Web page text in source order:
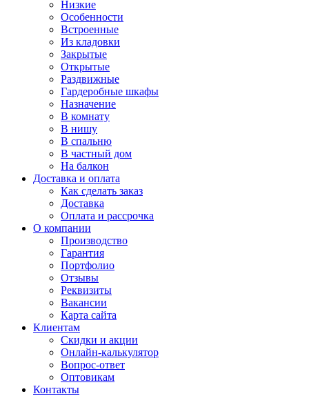
Низкие
Особенности
Встроенные
Из кладовки
Закрытые
Открытые
Раздвижные
Гардеробные шкафы
Назначение
В комнату
В нишу
В спальню
В частный дом
На балкон
Доставка и оплата
Как сделать заказ
Доставка
Оплата и рассрочка
О компании
Производство
Гарантия
Портфолио
Отзывы
Реквизиты
Вакансии
Карта сайта
Клиентам
Скидки и акции
Онлайн-калькулятор
Вопрос-ответ
Оптовикам
Контакты